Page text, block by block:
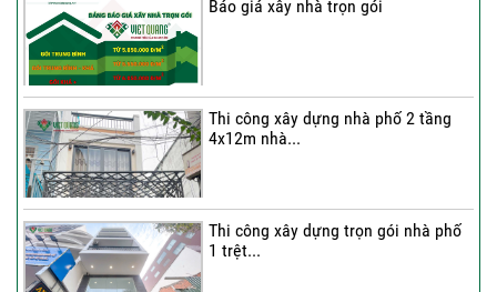
Báo giá xây nhà trọn gói
Thi công xây dựng nhà phố 2 tầng
4x12m nhà...
Thi công xây dựng trọn gói nhà phố
1 trệt...